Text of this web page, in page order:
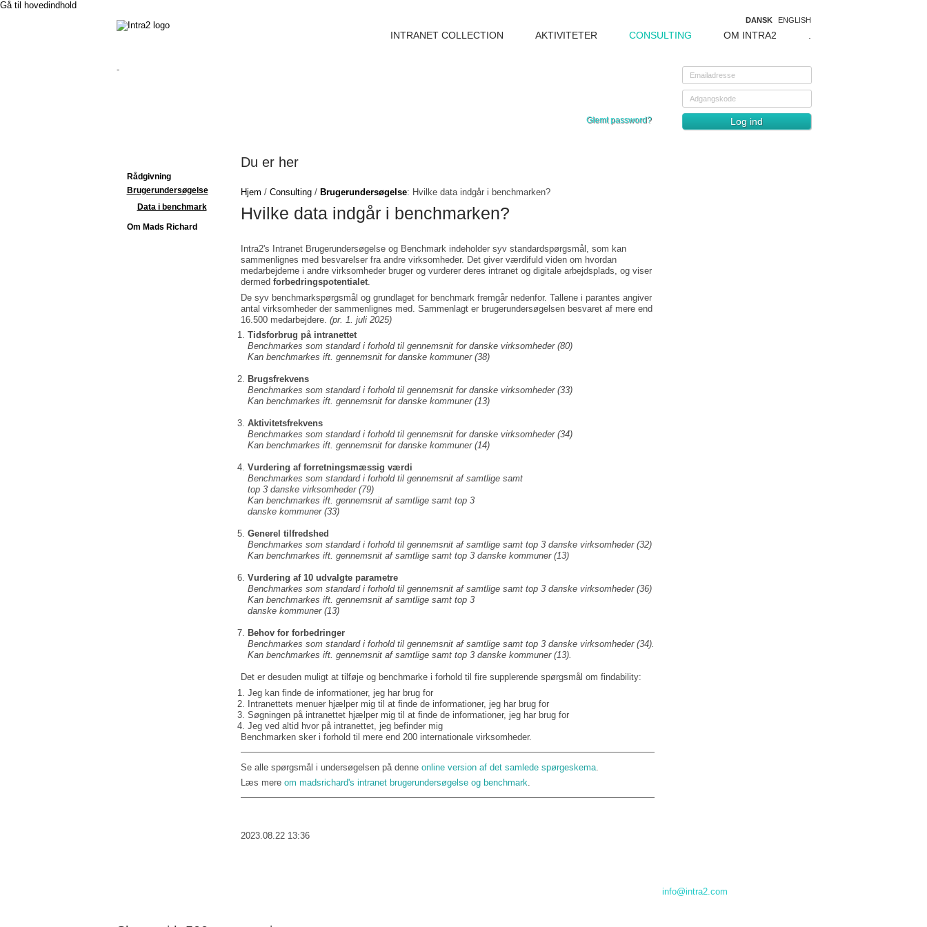
Gå til hovedindhold
DANSK ENGLISH
INTRANET COLLECTION AKTIVITETER CONSULTING OM INTRA2
Glemt password?
-
Rådgivning
Brugerundersøgelse
Data i benchmark
Om Mads Richard
Du er her
Hjem / Consulting/ Brugerundersøgelse: Hvilke data indgår i benchmarken?
Hvilke data indgår i benchmarken?
Intra2's Intranet Brugerundersøgelse og Benchmark indeholder syv standardspørgsmål, som kan
sammenlignes med besvarelser fra andre virksomheder. Det giver værdifuld viden om hvordan
medarbejderne i andre virksomheder bruger og vurderer deres intranet og digitale arbejdsplads, og viser
dermed forbedringspotentialet.
De syv benchmarkspørgsmål og grundlaget for benchmark fremgår nedenfor. Tallene i parantes angiver
antal virksomheder der sammenlignes med. Sammenlagt er brugerundersøgelsen besvaret af mere end
16.500 medarbejdere. (pr. 1. juli 2025)
Tidsforbrug på intranettet
Benchmarkes som standard i forhold til gennemsnit for danske virksomheder (80)
Kan benchmarkes ift. gennemsnit for danske kommuner (38)
Brugsfrekvens
Benchmarkes som standard i forhold til gennemsnit for danske virksomheder (33)
Kan benchmarkes ift. gennemsnit for danske kommuner (13)
Aktivitetsfrekvens
Benchmarkes som standard i forhold til gennemsnit for danske virksomheder (34)
Kan benchmarkes ift. gennemsnit for danske kommuner (14)
Vurdering af forretningsmæssig værdi
Benchmarkes som standard i forhold til gennemsnit af samtlige samt
top 3 danske virksomheder (79)
Kan benchmarkes ift. gennemsnit af samtlige samt top 3
danske kommuner (33)
Generel tilfredshed
Benchmarkes som standard i forhold til gennemsnit af samtlige samt top 3 danske virksomheder (32)
Kan benchmarkes ift. gennemsnit af samtlige samt top 3 danske kommuner (13)
Vurdering af 10 udvalgte parametre
Benchmarkes som standard i forhold til gennemsnit af samtlige samt top 3 danske virksomheder (36)
Kan benchmarkes ift. gennemsnit af samtlige samt top 3
danske kommuner (13)
Behov for forbedringer
Benchmarkes som standard i forhold til gennemsnit af samtlige samt top 3 danske virksomheder (34).
Kan benchmarkes ift. gennemsnit af samtlige samt top 3 danske kommuner (13).
Det er desuden muligt at tilføje og benchmarke i forhold til fire supplerende spørgsmål om findability:
Jeg kan finde de informationer, jeg har brug for
Intranettets menuer hjælper mig til at finde de informationer, jeg har brug for
Søgningen på intranettet hjælper mig til at finde de informationer, jeg har brug for
Jeg ved altid hvor på intranettet, jeg befinder mig
Benchmarken sker i forhold til mere end 200 internationale virksomheder.
Se alle spørgsmål i undersøgelsen på denne online version af det samlede spørgeskema.
Læs mere om madsrichard's intranet brugerundersøgelse og benchmark.
2023.08.22 13:36
info@intra2.com